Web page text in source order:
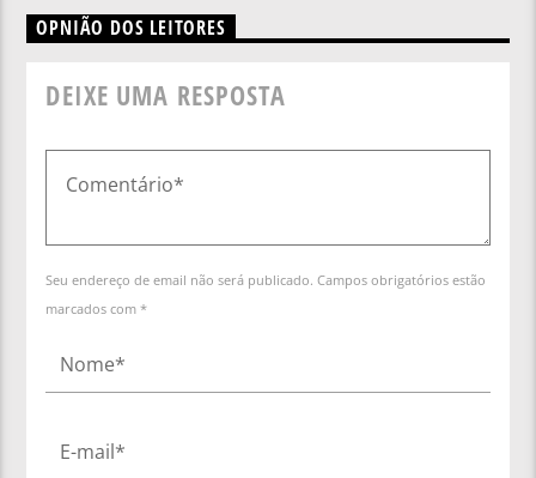
OPNIÃO DOS LEITORES
DEIXE UMA RESPOSTA
Seu endereço de email não será publicado. Campos obrigatórios estão
marcados com *